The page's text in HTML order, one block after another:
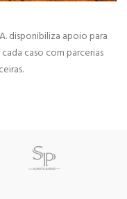
disponibiliza apoio para
caso com parcerias